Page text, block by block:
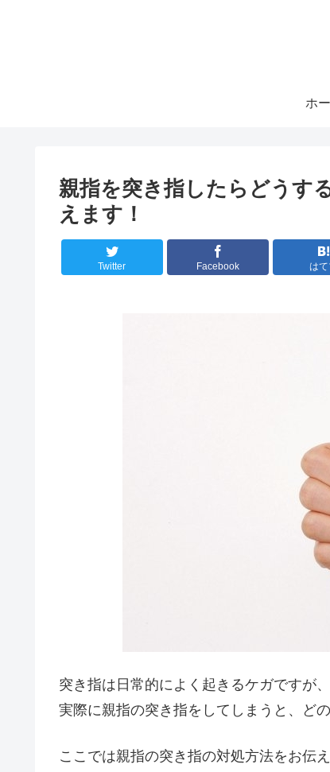
ホ
親指を突き指したらどうす
えます！
Twitter Facebook は
突き指は日常的によく起きるケガですが
実際に親指の突き指をしてしまうと、ど
ここでは親指の突き指の対処方法をお伝え